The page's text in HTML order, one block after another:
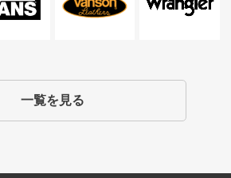
一覧を見る